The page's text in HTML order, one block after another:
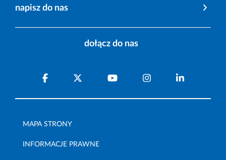
napisz do nas
dołącz do nas
MAPA STRONY
INFORMACJE PRAWNE